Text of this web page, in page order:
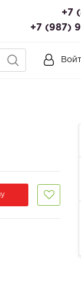
+7
+7 (987)